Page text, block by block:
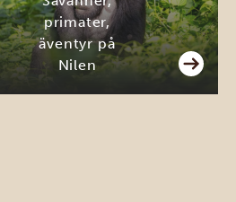
primater,
äventyr på
Nilen